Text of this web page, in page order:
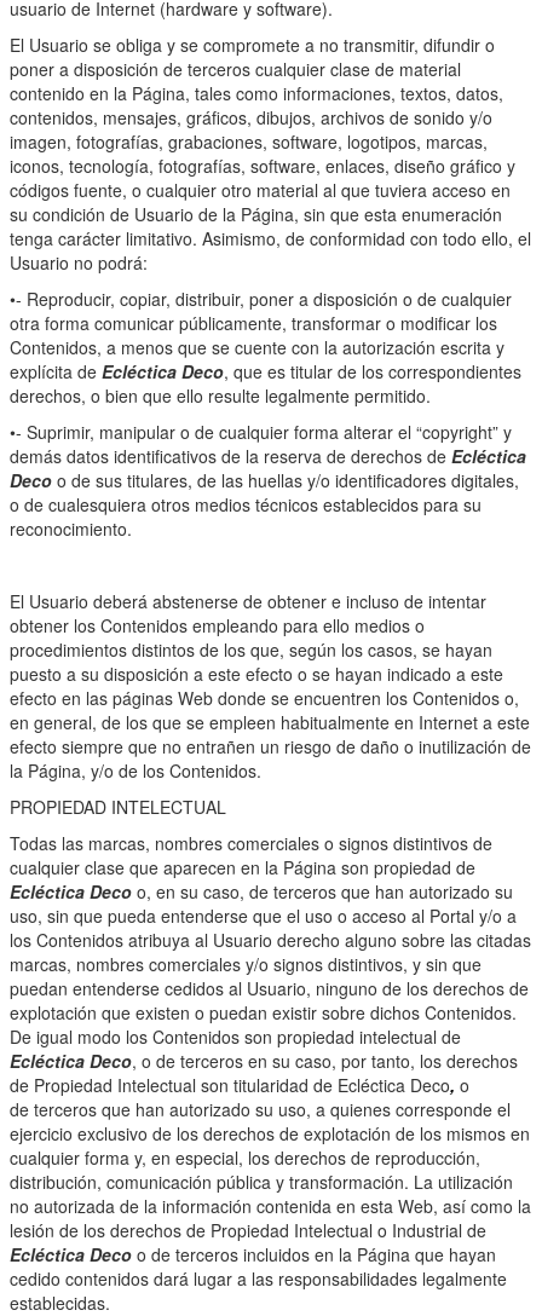
usuario de Internet (hardware y software).
El Usuario se obliga y se compromete a no transmitir, difundir o
poner a disposición de terceros cualquier clase de material
contenido en la Página, tales como informaciones, textos, datos,
contenidos, mensajes, gráficos, dibujos, archivos de sonido y/o
imagen, fotografías, grabaciones, software, logotipos, marcas,
iconos, tecnología, fotografías, software, enlaces, diseño gráfico y
códigos fuente, o cualquier otro material al que tuviera acceso en
su condición de Usuario de la Página, sin que esta enumeración
tenga carácter limitativo. Asimismo, de conformidad con todo ello, el
Usuario no podrá:
•- Reproducir, copiar, distribuir, poner a disposición o de cualquier
otra forma comunicar públicamente, transformar o modificar los
Contenidos, a menos que se cuente con la autorización escrita y
explícita de Ecléctica Deco, que es titular de los correspondientes
derechos, o bien que ello resulte legalmente permitido.
•- Suprimir, manipular o de cualquier forma alterar el “copyright” y
demás datos identificativos de la reserva de derechos de Ecléctica
Deco o de sus titulares, de las huellas y/o identificadores digitales,
o de cualesquiera otros medios técnicos establecidos para su
reconocimiento.
El Usuario deberá abstenerse de obtener e incluso de intentar
obtener los Contenidos empleando para ello medios o
procedimientos distintos de los que, según los casos, se hayan
puesto a su disposición a este efecto o se hayan indicado a este
efecto en las páginas Web donde se encuentren los Contenidos o,
en general, de los que se empleen habitualmente en Internet a este
efecto siempre que no entrañen un riesgo de daño o inutilización de
la Página, y/o de los Contenidos.
PROPIEDAD INTELECTUAL
Todas las marcas, nombres comerciales o signos distintivos de
cualquier clase que aparecen en la Página son propiedad de
Ecléctica Deco o, en su caso, de terceros que han autorizado su
uso, sin que pueda entenderse que el uso o acceso al Portal y/o a
los Contenidos atribuya al Usuario derecho alguno sobre las citadas
marcas, nombres comerciales y/o signos distintivos, y sin que
puedan entenderse cedidos al Usuario, ninguno de los derechos de
explotación que existen o puedan existir sobre dichos Contenidos.
De igual modo los Contenidos son propiedad intelectual de
Ecléctica Deco, o de terceros en su caso, por tanto, los derechos
de Propiedad Intelectual son titularidad de Ecléctica Deco, o
de terceros que han autorizado su uso, a quienes corresponde el
ejercicio exclusivo de los derechos de explotación de los mismos en
cualquier forma y, en especial, los derechos de reproducción,
distribución, comunicación pública y transformación. La utilización
no autorizada de la información contenida en esta Web, así como la
lesión de los derechos de Propiedad Intelectual o Industrial de
Ecléctica Deco o de terceros incluidos en la Página que hayan
cedido contenidos dará lugar a las responsabilidades legalmente
establecidas.